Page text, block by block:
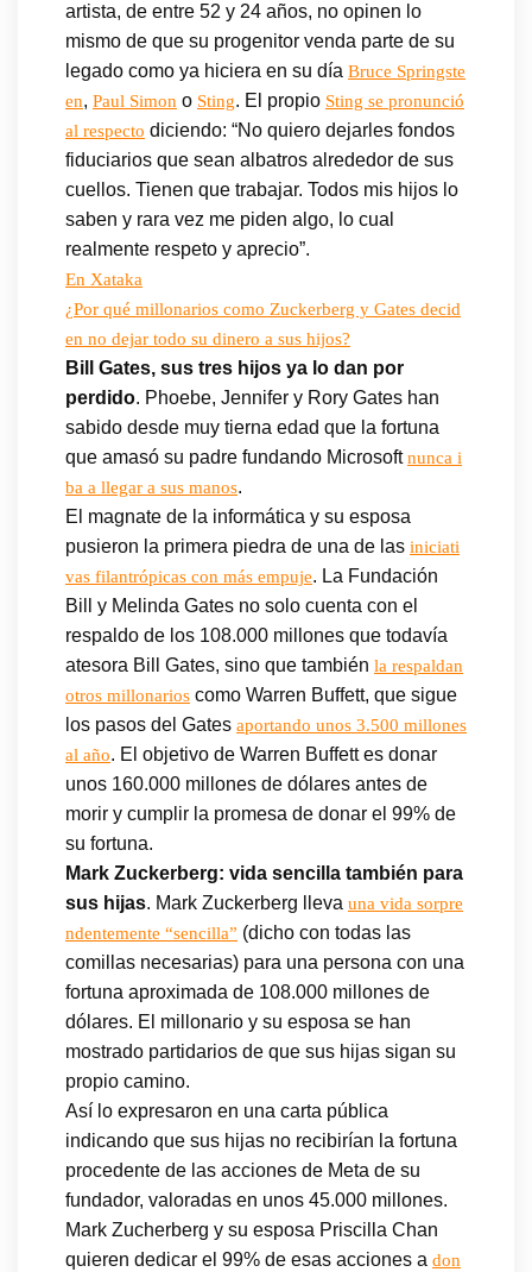
artista, de entre 52 y 24 años, no opinen lo
mismo de que su progenitor venda parte de su
legado como ya hiciera en su día Bruce Springste
en, Paul Simon o Sting. El propio Sting se pronunció
al respecto diciendo: “No quiero dejarles fondos
fiduciarios que sean albatros alrededor de sus
cuellos. Tienen que trabajar. Todos mis hijos lo
saben y rara vez me piden algo, lo cual
realmente respeto y aprecio”.
En Xataka
¿Por qué millonarios como Zuckerberg y Gates decid
en no dejar todo su dinero a sus hijos?
Bill Gates, sus tres hijos ya lo dan por
perdido. Phoebe, Jennifer y Rory Gates han
sabido desde muy tierna edad que la fortuna
que amasó su padre fundando Microsoftnunca i
ba a llegar a sus manos.
El magnate de la informática y su esposa
pusieron la primera piedra de una de las iniciati
vas filantrópicas con más empuje. La Fundación
Bill y Melinda Gates no solo cuenta con el
respaldo de los 108.000 millones que todavía
atesora Bill Gates, sino que también la respaldan
otros millonarios como Warren Buffett, que sigue
los pasos del Gates aportando unos 3.500 millones
al año. El objetivo de Warren Buffett es donar
unos 160.000 millones de dólares antes de
morir y cumplir la promesa de donar el 99% de
su fortuna.
Mark Zuckerberg: vida sencilla también para
sus hijas. Mark Zuckerberg lleva una vida sorpre
ndentemente “sencilla” (dicho con todas las
comillas necesarias) para una persona con una
fortuna aproximada de 108.000 millones de
dólares. El millonario y su esposa se han
mostrado partidarios de que sus hijas sigan su
propio camino.
Así lo expresaron en una carta pública
indicando que sus hijas no recibirían la fortuna
procedente de las acciones de Meta de su
fundador, valoradas en unos 45.000 millones.
Mark Zucherberg y su esposa Priscilla Chan
quieren dedicar el 99% de esas acciones a don